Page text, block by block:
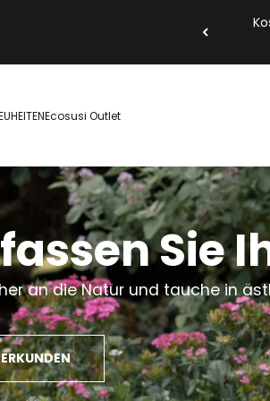
Ecosusi Outlet
Sie
an die Natur und tauche in